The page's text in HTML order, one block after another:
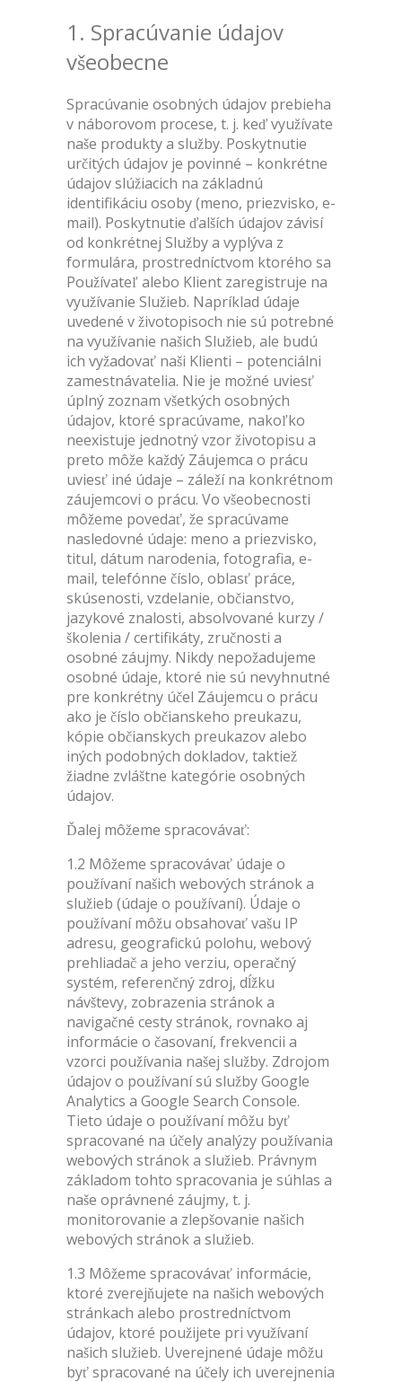
1. Spracúvanie údajov
všeobecne
Spracúvanie osobných údajov prebieha
v náborovom procese, t. j. keď využívate
naše produkty a služby. Poskytnutie
určitých údajov je povinné – konkrétne
údajov slúžiacich na základnú
identifikáciu osoby (meno, priezvisko, e-
mail). Poskytnutie ďalších údajov závisí
od konkrétnej Služby a vyplýva z
formulára, prostredníctvom ktorého sa
Používateľ alebo Klient zaregistruje na
využívanie Služieb. Napríklad údaje
uvedené v životopisoch nie sú potrebné
na využívanie našich Služieb, ale budú
ich vyžadovať naši Klienti – potenciálni
zamestnávatelia. Nie je možné uviesť
úplný zoznam všetkých osobných
údajov, ktoré spracúvame, nakoľko
neexistuje jednotný vzor životopisu a
preto môže každý Záujemca o prácu
uviesť iné údaje – záleží na konkrétnom
záujemcovi o prácu. Vo všeobecnosti
môžeme povedať, že spracúvame
nasledovné údaje: meno a priezvisko,
titul, dátum narodenia, fotografia, e-
mail, telefónne číslo, oblasť práce,
skúsenosti, vzdelanie, občianstvo,
jazykové znalosti, absolvované kurzy /
školenia / certifikáty, zručnosti a
osobné záujmy. Nikdy nepožadujeme
osobné údaje, ktoré nie sú nevyhnutné
pre konkrétny účel Záujemcu o prácu
ako je číslo občianskeho preukazu,
kópie občianskych preukazov alebo
iných podobných dokladov, taktiež
žiadne zvláštne kategórie osobných
údajov.
Ďalej môžeme spracovávať:
1.2 Môžeme spracovávať údaje o
používaní našich webových stránok a
služieb (údaje o používaní). Údaje o
používaní môžu obsahovať vašu IP
adresu, geografickú polohu, webový
prehliadač a jeho verziu, operačný
systém, referenčný zdroj, dĺžku
návštevy, zobrazenia stránok a
navigačné cesty stránok, rovnako aj
informácie o časovaní, frekvencii a
vzorci používania našej služby. Zdrojom
údajov o používaní sú služby Google
Analytics a Google Search Console.
Tieto údaje o používaní môžu byť
spracované na účely analýzy používania
webových stránok a služieb. Právnym
základom tohto spracovania je súhlas a
naše oprávnené záujmy, t. j.
monitorovanie a zlepšovanie našich
webových stránok a služieb.
1.3 Môžeme spracovávať informácie,
ktoré zverejňujete na našich webových
stránkach alebo prostredníctvom
údajov, ktoré použijete pri využívaní
našich služieb. Uverejnené údaje môžu
byť spracované na účely ich uverejnenia